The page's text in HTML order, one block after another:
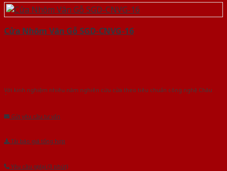
Cửa Nhôm Vân Gỗ SGD-CNVG-16
Với kinh nghiệm nhiêu năm nghiên cứu cửa theo tiêu chuẩn công nghệ Châu
Gửi yêu cầu tư vấn
Tải báo giá tổng hợp
Yêu cầu gọi lại (3 phút)